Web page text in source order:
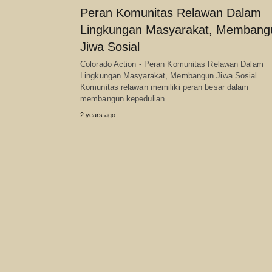
Peran Komunitas Relawan Dalam
Lingkungan Masyarakat,
Jiwa Sosial
Colorado Action - Peran Komunitas Relawan Dalam
Lingkungan Masyarakat, Membangun Jiwa Sosial
Komunitas relawan memiliki peran besar dalam
membangun kepedulian…
2 years ago